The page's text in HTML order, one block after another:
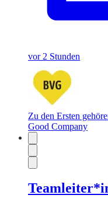
vor 2 Stunden
Zu den Ersten
Good Company